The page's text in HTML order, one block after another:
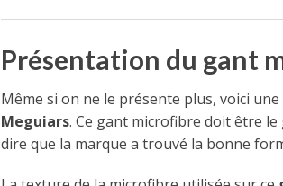
Présentation du gant
Même si on ne le présente plus, voici
Meguiars. Ce gant microfibre doit être
dire que la marque a trouvé la bonne